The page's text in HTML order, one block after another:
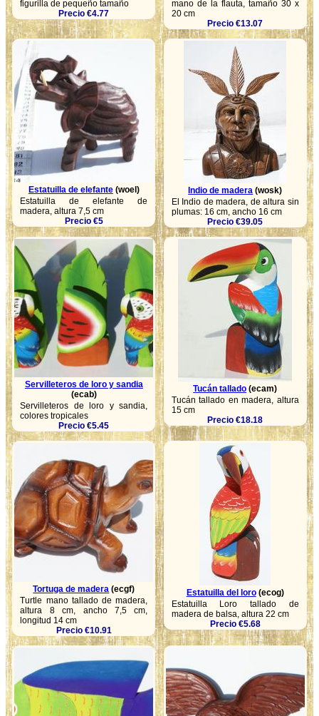
figurilla de pequeño tamaño
Precio €4.77
mano de la flauta, tamaño 30 x
20 cm
Precio €13.07
Estatuilla de elefante(woel)
Estatuilla de elefante de
madera, altura 7,5 cm
Precio €5
Indio de madera (wosk)
El Indio de madera, de altura sin
plumas: 16 cm, ancho 16 cm
Precio €39.05
Servilleteros de loro y sandia
(ecab)
Servilleteros de loro y sandia,
colores tropicales
Precio €5.45
Tucán tallado (ecam)
Tucán tallado en madera, altura
15 cm
Precio €18.18
Tortuga de madera (ecgf)
Turtle mano tallado de madera,
altura 8 cm, ancho 7,5 cm,
longitud 14 cm
Precio €10.91
Estatuilla del loro(ecog)
Estatuilla Loro tallado de
madera de balsa, altura 22 cm
Precio €5.68